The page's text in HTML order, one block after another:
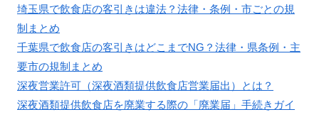
埼玉県で飲食店の客引きは違法？法律・条例・市ごとの規
制まとめ
千葉県で飲食店の客引きはどこまでNG？法律・県条例・主
要市の規制まとめ
深夜営業許可（深夜酒類提供飲食店営業届出）とは？
深夜酒類提供飲食店を廃業する際の「廃業届」手続きガイ